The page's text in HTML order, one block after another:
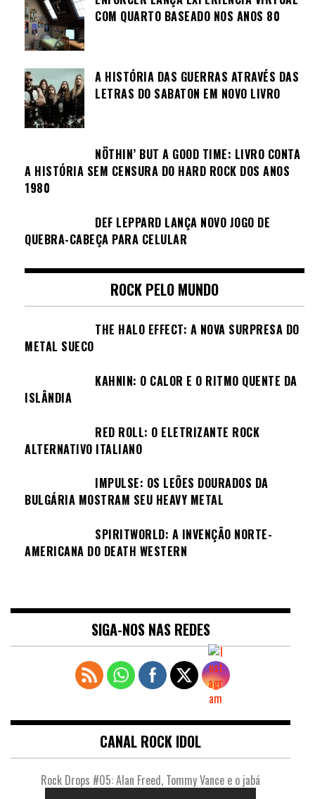
COM QUARTO BASEADO NOS ANOS 80
A HISTÓRIA DAS GUERRAS ATRAVÉS DAS
LETRAS DO SABATON EM NOVO LIVRO
NÖTHIN’ BUT A GOOD TIME: LIVRO CONTA
A HISTÓRIA SEM CENSURA DO HARD ROCK DOS ANOS
1980
DEF LEPPARD LANÇA NOVO JOGO DE
QUEBRA-CABEÇA PARA CELULAR
ROCK PELO MUNDO
THE HALO EFFECT: A NOVA SURPRESA DO
METAL SUECO
KAHNIN: O CALOR E O RITMO QUENTE DA
ISLÂNDIA
RED ROLL: O ELETRIZANTE ROCK
ALTERNATIVO ITALIANO
IMPULSE: OS LEÕES DOURADOS DA
BULGÁRIA MOSTRAM SEU HEAVY METAL
SPIRITWORLD: A INVENÇÃO NORTE-
AMERICANA DO DEATH WESTERN
SIGA-NOS NAS REDES
CANAL ROCK IDOL
Rock Drops #05: Alan Freed, Tommy Vance e o jabá